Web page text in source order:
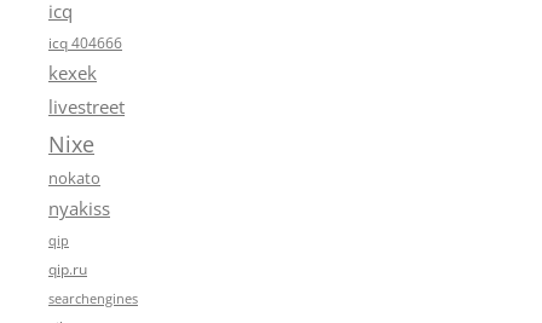
icq
icq 404666
kexek
livestreet
Nixe
nokato
nyakiss
qip
qip.ru
searchengines